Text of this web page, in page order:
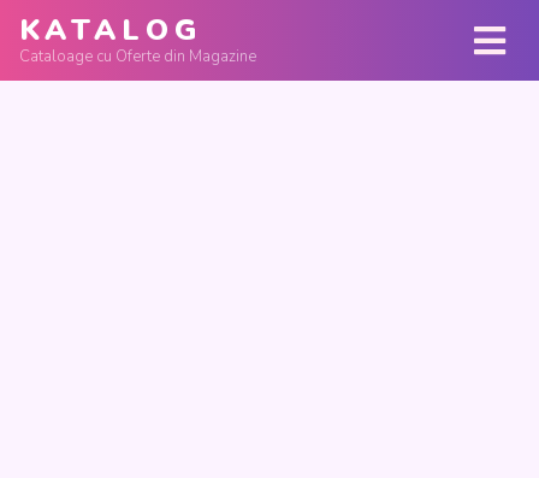
KATALOG
Cataloage cu Oferte din Magazine